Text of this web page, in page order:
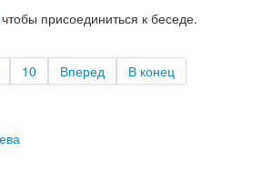
присоединиться к беседе.
10 Вперед В конец